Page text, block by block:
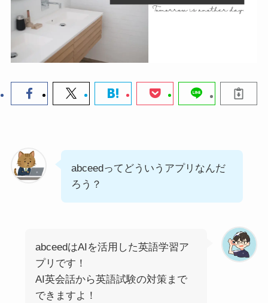
abceedってどういうアプリなんだ
ろう？
abceedはAIを活用した英語学習ア
プリです！
AI英会話から英語試験の対策まで
できますよ！